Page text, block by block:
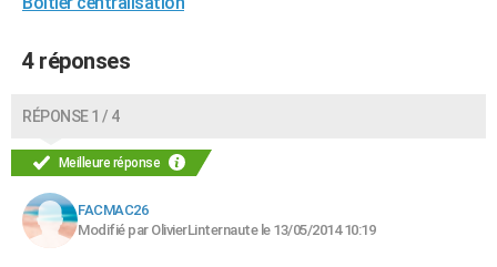
4 réponses
RÉPONSE 1 / 4
Meilleure réponse
FACMAC26
Modifié par OlivierLinternaute le 13/05/2014 10:19